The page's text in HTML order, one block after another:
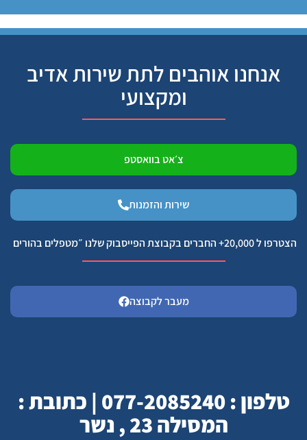
אנחנו אוהבים לתת שירות אדיב
ומקצועי
צ׳אט בוואסטפ
שירות והזמנות
הצטרפו ל 20,000+ החברים בקבוצת הפייסבוק שלנו ״מטפלים בהורים
מעבר לקבוצה
טלפון : 077-2085240 | כתובת :
המסילה 23 , נשר